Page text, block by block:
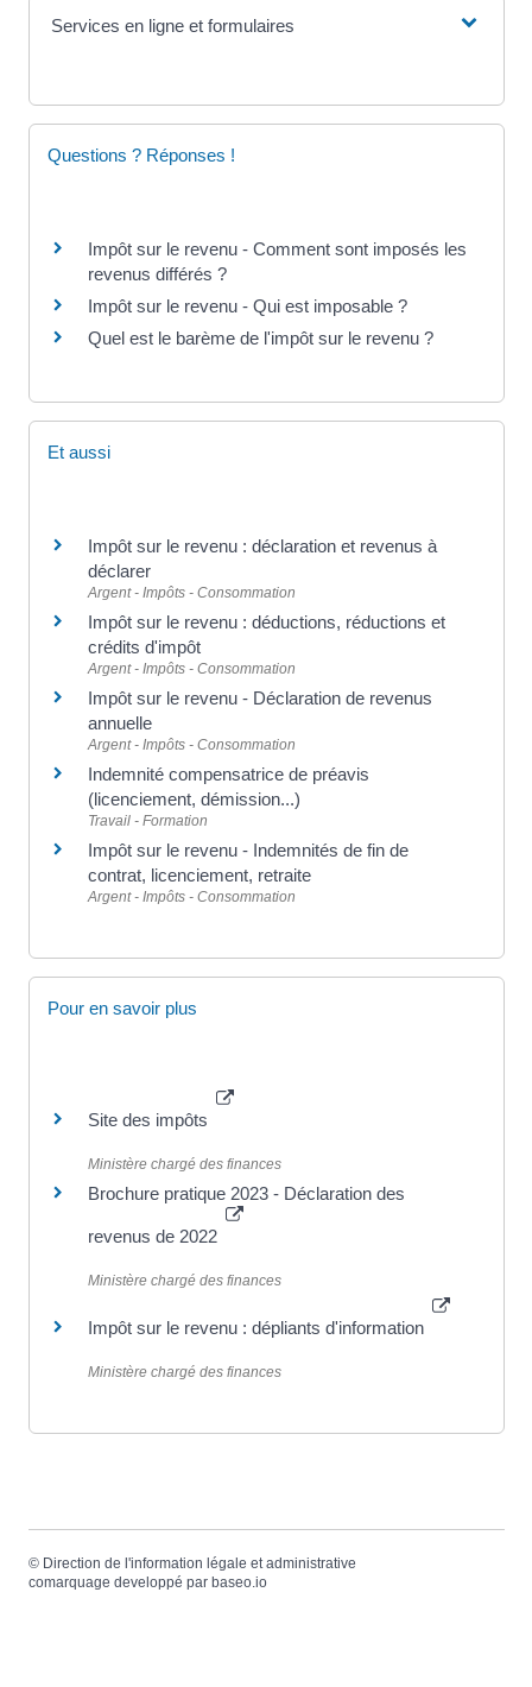
Services en ligne et formulaires
Questions ? Réponses !
Impôt sur le revenu - Comment sont imposés les
revenus différés ?
Impôt sur le revenu - Qui est imposable ?
Quel est le barème de l'impôt sur le revenu ?
Et aussi
Impôt sur le revenu : déclaration et revenus à
déclarer
Argent - Impôts - Consommation
Impôt sur le revenu : déductions, réductions et
crédits d'impôt
Argent - Impôts - Consommation
Impôt sur le revenu - Déclaration de revenus
annuelle
Argent - Impôts - Consommation
Indemnité compensatrice de préavis
(licenciement, démission...)
Travail - Formation
Impôt sur le revenu - Indemnités de fin de
contrat, licenciement, retraite
Argent - Impôts - Consommation
Pour en savoir plus
Site des impôts
Ministère chargé des finances
Brochure pratique 2023 - Déclaration des
revenus de 2022
Ministère chargé des finances
Impôt sur le revenu : dépliants d'information
Ministère chargé des finances
© Direction de l'information légale et administrative
comarquage developpé par baseo.io